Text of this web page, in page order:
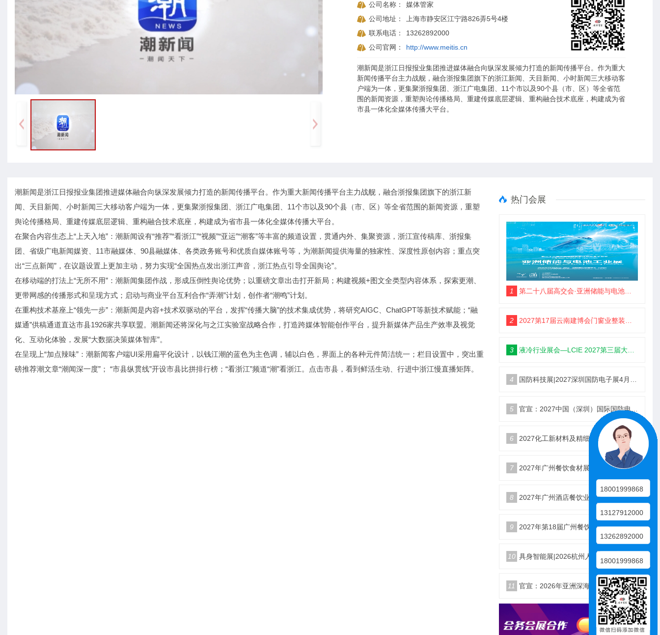
公司名称：
媒体管家
公司地址：
上海市静安区江宁路826弄5号4楼
联系电话：
13262892000
公司官网：
http://www.meitis.cn
潮新闻是浙江日报报业集团推进媒体融合向纵深发展倾力打造的新闻传播平台。作为重大
新闻传播平台主力战舰，融合浙报集团旗下的浙江新闻、天目新闻、小时新闻三大移动客
户端为一体，更集聚浙报集团、浙江广电集团、11个市以及90个县（市、区）等全省范
围的新闻资源，重塑舆论传播格局、重建传媒底层逻辑、重构融合技术底座，构建成为省
市县一体化全媒体传播大平台。
潮新闻是浙江日报报业集团推进媒体融合向纵深发展倾力打造的新闻传播平台。作为重大新闻传播平台主力战舰，融合浙报集团旗下的浙江新
闻、天目新闻、小时新闻三大移动客户端为一体，更集聚浙报集团、浙江广电集团、11个市以及90个县（市、区）等全省范围的新闻资源，重塑
舆论传播格局、重建传媒底层逻辑、重构融合技术底座，构建成为省市县一体化全媒体传播大平台。
在聚合内容生态上“上天入地”：潮新闻设有“推荐”“看浙江”“视频”“亚运”“潮客”等丰富的频道设置，贯通内外、集聚资源，浙江宣传稿库、浙报集
团、省级广电新闻媒资、11市融媒体、90县融媒体、各类政务账号和优质自媒体账号等，为潮新闻提供海量的独家性、深度性原创内容；重点突
出“三点新闻”，在议题设置上更加主动，努力实现“全国热点发出浙江声音，浙江热点引导全国舆论”。
在移动端的打法上“无所不用”：潮新闻集团作战，形成压倒性舆论优势；以重磅文章出击打开新局；构建视频+图文全类型内容体系，探索更潮、
更带网感的传播形式和呈现方式；启动与商业平台互利合作“弄潮”计划，创作者“潮鸣”计划。
在重构技术基座上“领先一步”：潮新闻是内容+技术双驱动的平台，发挥“传播大脑”的技术集成优势，将研究AIGC、ChatGPT等新技术赋能；“融
媒通”供稿通道直达市县1926家共享联盟。潮新闻还将深化与之江实验室战略合作，打造跨媒体智能创作平台，提升新媒体产品生产效率及视觉
化、互动化体验，发展“大数据决策媒体智库”。
在呈现上“加点辣味”：潮新闻客户端UI采用扁平化设计，以钱江潮的蓝色为主色调，辅以白色，界面上的各种元件简洁统一；栏目设置中，突出重
磅推荐潮文章“潮闻深一度”； “市县纵贯线”开设市县比拼排行榜；“看浙江”频道“潮”看浙江。点击市县，看到鲜活生动、行进中浙江慢直播矩阵。
热门会展
1 第二十八届高交会·亚洲储能与电池工业展
2 2027第17届云南建博会门窗业整装定制智能家居卫浴建材展会
3 液冷行业展会—LCIE 2027第三届大湾区国际液冷产业大会暨展览会（深圳）
4 国防科技展|2027深圳国防电子展4月9日启幕
5 官宣：2027中国（深圳）国际国防电子博览会
6 2027化工新材料及精细化工大会暨展览会定档苏州
7 2027年广州餐饮食材展会5月20日召开
8 2027年广州酒店餐饮业博览会|广州餐博会
9 2027年第18届广州餐饮食材展览会
10 具身智能展|2026杭州人形机器人展|仿生机器人展5月启幕
11 官宣：2026年亚洲深海开发与海底作业装备博览交易会
18001999868
13127912000
13262892000
18001999868